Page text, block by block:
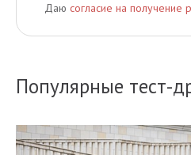
Даю согласие на получение
Популярные тест-